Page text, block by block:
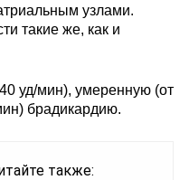
узлами.
такие же, как и
уд/мин), умеренную (от
брадикардию.
также: